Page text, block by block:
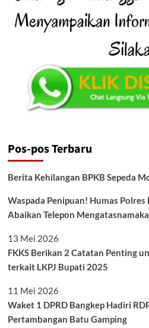
Polisi
dalam
Aksi
Pos-pos Terbaru
Berita Kehilangan BPKB Sepeda
Waspada Penipuan! Humas
Abaikan Telepon
13 Mei 2026
FKKS Berikan 2 Catatan Penting
terkait LKPJ Bupati 2025
11 Mei 2026
Waket 1 DPRD Bangkep Hadiri
Pertambangan Batu Gamping